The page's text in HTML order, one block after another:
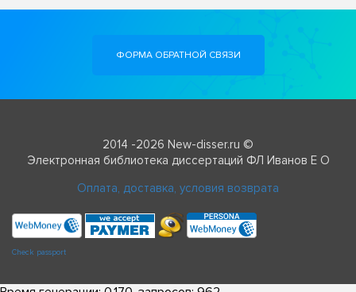
ФОРМА ОБРАТНОЙ СВЯЗИ
2014 -2026 New-disser.ru ©
Электронная библиотека диссертаций ФЛ Иванов Е О
Оплата, доставка, условия возврата
Check passport